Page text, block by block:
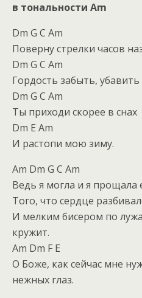
в тональности Am
Dm G C Am
Поверну стрелки часов
Dm G C Am
Гордость забыть, убавить
Dm G C Am
Ты приходи скорее в снах
Dm E Am
И растопи мою зиму.
Am Dm G C Am
Ведь я могла и я прощала
Того, что сердце
И мелким бисером по
кружит.
Am Dm F E
О Боже, как сейчас мне
нежных глаз.